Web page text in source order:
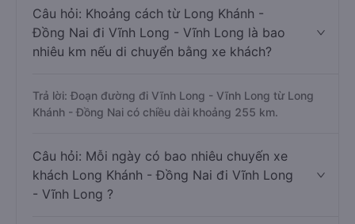
Câu hỏi: Khoảng cách từ Long Khánh -
Đồng Nai đi Vĩnh Long - Vĩnh Long là bao
nhiêu km nếu di chuyển bằng xe khách?
Trả lời: Đoạn đường đi Vĩnh Long - Vĩnh Long từ Long
Khánh - Đồng Nai có chiều dài khoảng 255 km.
Câu hỏi: Mỗi ngày có bao nhiêu chuyến xe
khách Long Khánh - Đồng Nai đi Vĩnh Long
- Vĩnh Long ?